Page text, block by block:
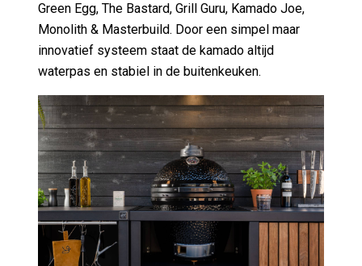
Monolith & Masterbuild. Door een simpel maar
innovatief systeem staat de kamado altijd
waterpas en stabiel in de buitenkeuken.